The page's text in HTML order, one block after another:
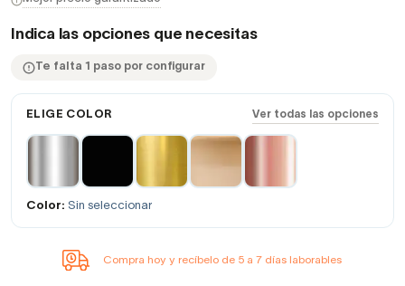
Indica las opciones que necesitas
Te falta 1 paso por configurar
ELIGE COLOR Ver todas las opciones
Color: Sin seleccionar
Compra hoy y recíbelo de 5 a 7 días laborables